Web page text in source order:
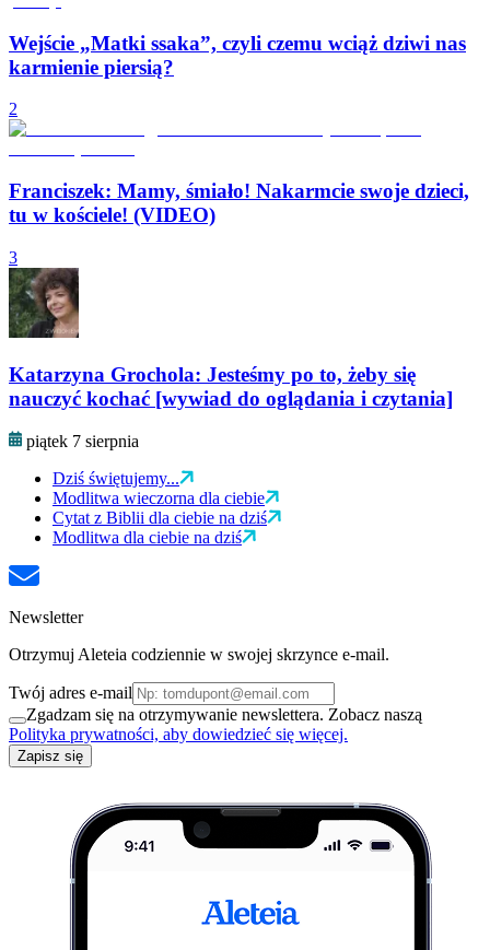
Wejście „Matki ssaka”, czyli czemu wciąż dziwi nas
karmienie piersią?
2
Franciszek: Mamy, śmiało! Nakarmcie swoje dzieci,
tu w kościele! (VIDEO)
3
Katarzyna Grochola: Jesteśmy po to, żeby się
nauczyć kochać [wywiad do oglądania i czytania]
piątek 7 sierpnia
Dziś świętujemy...
Modlitwa wieczorna dla ciebie
Cytat z Biblii dla ciebie na dziś
Modlitwa dla ciebie na dziś
Newsletter
Otrzymuj Aleteia codziennie w swojej skrzynce e-mail.
Twój adres e-mail
Zgadzam się na otrzymywanie newslettera. Zobacz naszą
Polityka prywatności, aby dowiedzieć się więcej.
Zapisz się